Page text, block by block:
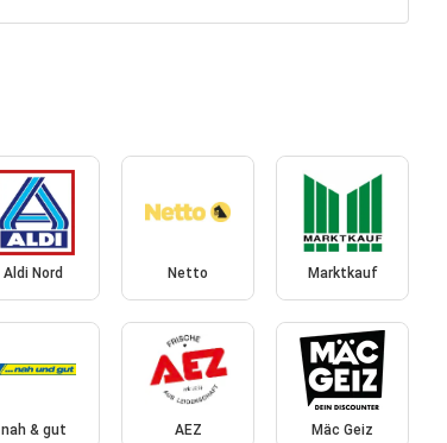
Aldi Nord Netto Marktkauf
nah & gut AEZ Mäc Geiz